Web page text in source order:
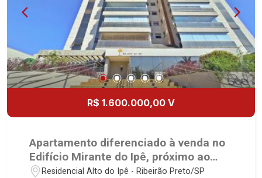
R$ 1.600.000,00 V
Apartamento diferenciado à venda no
Edifício Mirante do Ipê, próximo ao
Shopping Iguatemi - Ribeirão Preto/SP.
Residencial Alto do Ipê - Ribeirão Preto/SP